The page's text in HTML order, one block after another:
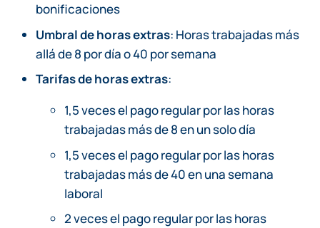
bonificaciones
Umbral de horas extras: Horas trabajadas más
allá de 8 por día o 40 por semana
Tarifas de horas extras:
1,5 veces el pago regular por las horas
trabajadas más de 8 en un solo día
1,5 veces el pago regular por las horas
trabajadas más de 40 en una semana
laboral
2 veces el pago regular por las horas